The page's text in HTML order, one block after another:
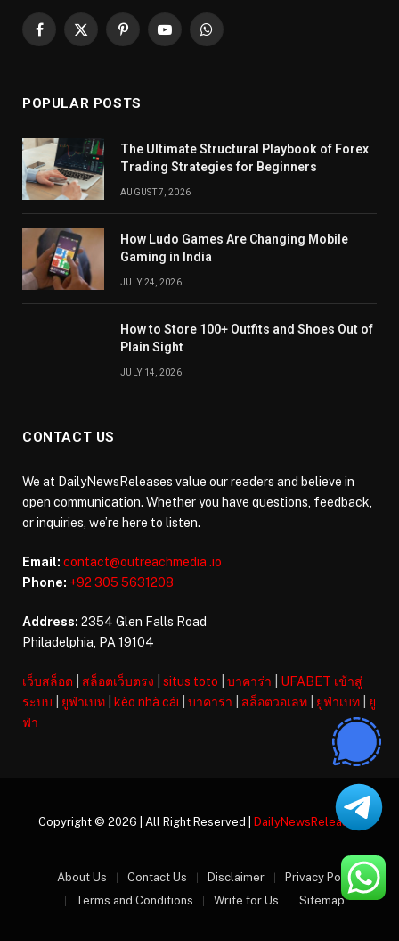
Facebook
X
PinterestYouTubeWhatsApp
POPULAR POSTS
The Ultimate Structural Playbook of Forex
Trading Strategies for Beginners
AUGUST 7, 2026
How Ludo Games Are Changing Mobile
Gaming in India
JULY 24, 2026
How to Store 100+ Outfits and Shoes Out of
Plain Sight
JULY 14, 2026
CONTACT US
We at DailyNewsReleases value our readers and believe in
open communication. Whether you have questions, feedback,
or inquiries, we’re here to listen.
Email: contact@outreachmedia .io
Phone: +92 305 5631208
Address: 2354 Glen Falls Road
Philadelphia, PA 19104
เว็บสล็อต สล็อตเว็บตรง situs toto บาคาร่า
UFABET เข้าสู่
ระบบ
ยูฟ่าเบท kèo nhà cái บาคาร่า สล็อตวอเลท ยูฟ่าเบท
ยู
ฟ่า
Copyright © 2026 | All Right Reserved | DailyNewsReleases
About Us Contact Us Disclaimer
Privacy Policy
Terms and Conditions
Write for Us Sitemap